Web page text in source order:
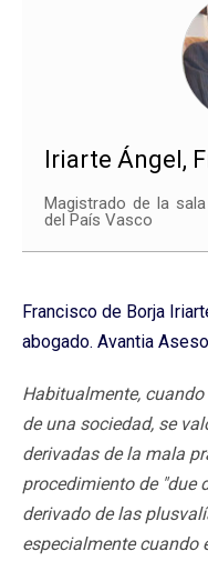
Iriarte Ángel,
Magistrado de la
del País Vasco
Francisco de Borja
abogado. Avantia
Habitualmente,
de una sociedad, se
derivadas de la mala
procedimiento de "due
derivado de las
especialmente cuando